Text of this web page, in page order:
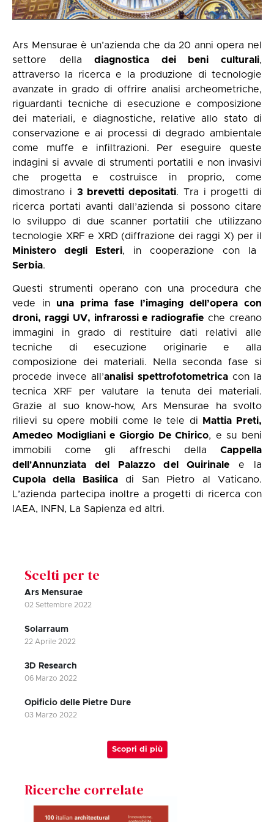
Ars Mensurae è un’azienda che da 20 anni opera nel
settore delladiagnostica dei beni culturali,
attraverso la ricerca e la produzione di tecnologie
avanzate in grado di offrire analisi archeometriche,
riguardanti tecniche di esecuzione e composizione
dei materiali, e diagnostiche, relative allo stato di
conservazione e ai processi di degrado ambientale
come muffe e infiltrazioni. Per eseguire queste
indagini si avvale di strumenti portatili e non invasivi
che progetta e costruisce in proprio, come
dimostrano i 3 brevetti depositati. Tra i progetti di
ricerca portati avanti dall’azienda si possono citare
lo sviluppo di due scanner portatili che utilizzano
tecnologie XRF e XRD (diffrazione dei raggi X) per il
Ministero degli Esteri, in cooperazione con la
Serbia.
Questi strumenti operano con una procedura che
vede in una prima fase l’imaging dell’opera con
droni, raggi UV, infrarossi e radiografie che creano
immagini in grado di restituire dati relativi alle
tecniche di esecuzione originarie e alla
composizione dei materiali. Nella seconda fase si
procede invece all’analisi spettrofotometrica con la
tecnica XRF per valutare la tenuta dei materiali.
Grazie al suo know-how, Ars Mensurae ha svolto
rilievi su opere mobili come le tele di
Mattia Preti,
Amedeo Modigliani e Giorgio De Chirico, e su beni
immobili come gli affreschi della Cappella
dell'Annunziata del Palazzo del Quirinale e la
Cupola della Basilicadi San Pietro al Vaticano.
L’azienda partecipa inoltre a progetti di ricerca con
IAEA, INFN, La Sapienza ed altri.
Scelti per te
Ars Mensurae
02 Settembre 2022
Solarraum
22 Aprile 2022
3D Research
06 Marzo 2022
Opificio delle Pietre Dure
03 Marzo 2022
Scopri di più
Ricerche correlate